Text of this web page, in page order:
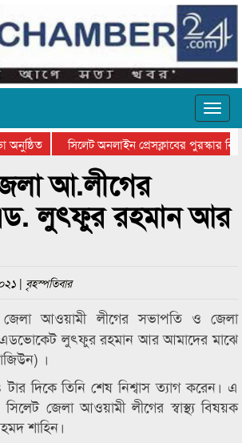
সিলেট অনলাইন প্রেসক্লাবের পুরস্কার
কানাইঘাটের কিশোর আহাদের খুনি
আ.লীগের
লুৎফুর রহমান আর
| বৃহস্পতিবার
জেলা আওয়ামী লীগের সভাপতি ও জেলা
এডভোকেট লুৎফুর রহমান আর আমাদের মাঝে
।
দিকে তিনি শেষ নিশ্বাস ত্যাগ করেন। এ
জেলা আওয়ামী লীগের স্বাস্থ্য বিষয়ক
শাহিন।